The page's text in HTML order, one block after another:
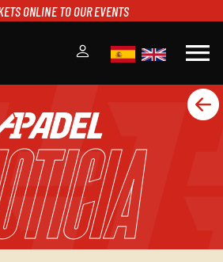
ONLINE TO OUR EVENTS
menu
RANKING
CALENDARIO
TORNEOS
NOTICIAS
MULTIMEDIA
SCOREBOARD